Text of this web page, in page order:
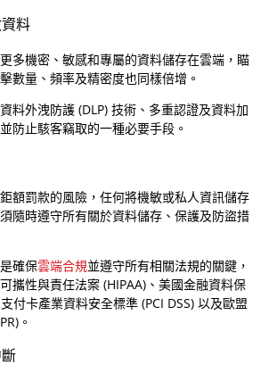
料
多機密、敏感和專屬的資料儲存在雲端，瞄
數量、頻率及精密度也同樣倍增。
料外洩防護 (DLP) 技術、多重認證及資料加
防止駭客竊取的一種必要手段。
額罰款的風險，任何將機敏或私人資訊儲存
隨時遵守所有關於資料儲存、保護及防盜措
確保雲端合規並遵守所有相關法規的關鍵，
攜性與責任法案 (HIPAA)、美國金融資料保
付卡產業資料安全標準 (PCI DSS) 以及歐盟
。